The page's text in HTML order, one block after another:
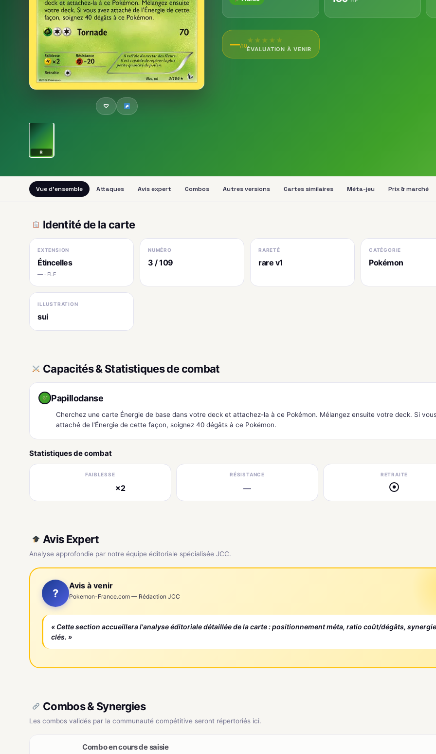
♡
R
—/10
★ ★ ★ ★ ★
ÉVALUATION À VENIR
Vue d'ensemble Attaques Avis expert Combos Autres versions Cartes similaires Méta-jeu Prix & marché
Identité de la carte
EXTENSION
Étincelles
— · FLF
NUMÉRO
3 / 109
RARETÉ
rare v1
CATÉGORIE
Pokémon
ILLUSTRATION
sui
Capacités & Statistiques de combat
Papillodanse
Cherchez une carte Énergie de base dans votre deck et attachez-la à ce Pokémon. Mélangez ensuite votre deck. Si
attaché de l'Énergie de cette façon, soignez 40 dégâts à ce Pokémon.
Statistiques de combat
FAIBLESSE
×2
RÉSISTANCE
—
RETRAITE
●
Avis Expert
Analyse approfondie par notre équipe éditoriale spécialisée JCC.
?
Avis à venir
Pokemon-France.com — Rédaction JCC
« Cette section accueillera l'analyse éditoriale détaillée de la carte : positionnement méta, ratio coût/dégâts,
clés. »
Combos & Synergies
Les combos validés par la communauté compétitive seront répertoriés ici.
Combo en cours de saisie